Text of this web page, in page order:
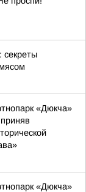
секреты
«Дюкча»
«Дюкча»